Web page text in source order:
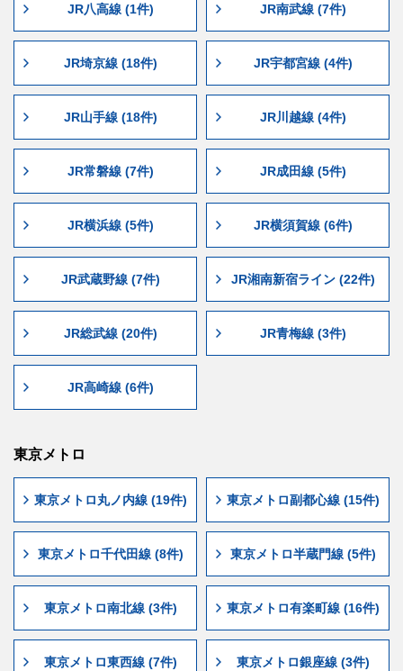
JR八高線 (1件) JR南武線 (7件)
JR埼京線 (18件) JR宇都宮線 (4件)
JR山手線 (18件) JR川越線 (4件)
JR常磐線 (7件) JR成田線 (5件)
JR横浜線 (5件) JR横須賀線 (6件)
JR武蔵野線 (7件) JR湘南新宿ライン (22件)
JR総武線 (20件) JR青梅線 (3件)
JR高崎線 (6件)
東京メトロ
東京メトロ丸ノ内線 (19件) 東京メトロ副都心線 (15件)
東京メトロ千代田線 (8件) 東京メトロ半蔵門線 (5件)
東京メトロ南北線 (3件) 東京メトロ有楽町線 (16件)
東京メトロ東西線 (7件) 東京メトロ銀座線 (3件)